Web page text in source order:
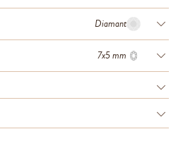
Diamant
7x5 mm